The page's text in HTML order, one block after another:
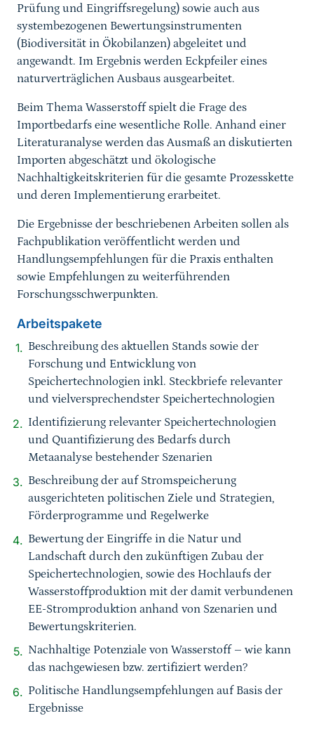
Prüfung und Eingriffsregelung) sowie auch aus
systembezogenen Bewertungsinstrumenten
(Biodiversität in Ökobilanzen) abgeleitet und
angewandt. Im Ergebnis werden Eckpfeiler eines
naturverträglichen Ausbaus ausgearbeitet.
Beim Thema Wasserstoff spielt die Frage des
Importbedarfs eine wesentliche Rolle. Anhand einer
Literaturanalyse werden das Ausmaß an diskutierten
Importen abgeschätzt und ökologische
Nachhaltigkeitskriterien für die gesamte Prozesskette
und deren Implementierung erarbeitet.
Die Ergebnisse der beschriebenen Arbeiten sollen als
Fachpublikation veröffentlicht werden und
Handlungsempfehlungen für die Praxis enthalten
sowie Empfehlungen zu weiterführenden
Forschungsschwerpunkten.
Arbeitspakete
Beschreibung des aktuellen Stands sowie der
Forschung und Entwicklung von
Speichertechnologien inkl. Steckbriefe relevanter
und vielversprechendster Speichertechnologien
Identifizierung relevanter Speichertechnologien
und Quantifizierung des Bedarfs durch
Metaanalyse bestehender Szenarien
Beschreibung der auf Stromspeicherung
ausgerichteten politischen Ziele und Strategien,
Förderprogramme und Regelwerke
Bewertung der Eingriffe in die Natur und
Landschaft durch den zukünftigen Zubau der
Speichertechnologien, sowie des Hochlaufs der
Wasserstoffproduktion mit der damit verbundenen
EE-Stromproduktion anhand von Szenarien und
Bewertungskriterien.
Nachhaltige Potenziale von Wasserstoff – wie kann
das nachgewiesen bzw. zertifiziert werden?
Politische Handlungsempfehlungen auf Basis der
Ergebnisse
Sprungmarke